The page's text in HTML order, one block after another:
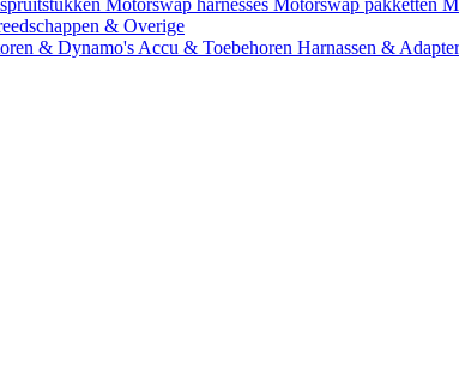
Motorswap harnesses Motorswap pakketten
& Overige
& Dynamo's Accu & Toebehoren Harnassen &